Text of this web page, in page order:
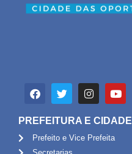
PREFEITURA E CIDADE
Prefeito e Vice Prefeita